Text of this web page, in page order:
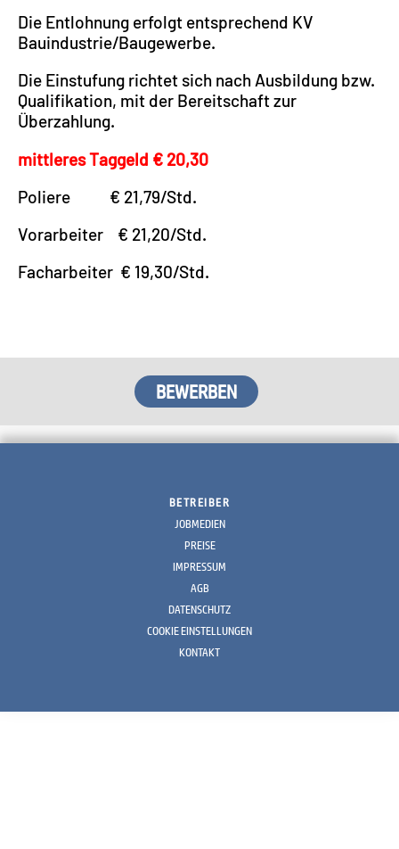
Die Entlohnung erfolgt entsprechend KV
Bauindustrie/Baugewerbe.
Die Einstufung richtet sich nach Ausbildung bzw.
Qualifikation, mit der Bereitschaft zur
Überzahlung.
mittleres Taggeld € 20,30
Poliere € 21,79/Std.
Vorarbeiter € 21,20/Std.
Facharbeiter € 19,30/Std.
BEWERBEN
BETREIBER
JOBMEDIEN
PREISE
IMPRESSUM
AGB
DATENSCHUTZ
COOKIE EINSTELLUNGEN
KONTAKT